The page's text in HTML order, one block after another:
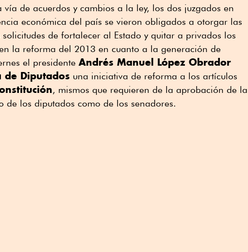
vía de acuerdos y cambios a la ley, los dos juzgados en
económica del país se vieron obligados a otorgar las
solicitudes de fortalecer al Estado y quitar a privados los
la reforma del 2013 en cuanto a la generación de
el presidente Andrés Manuel López Obrador
de Diputados una iniciativa de reforma a los artículos
, mismos que requieren de la aprobación de la
de los diputados como de los senadores.